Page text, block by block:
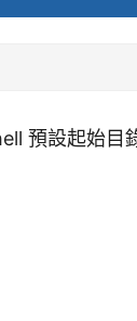
預設起始目